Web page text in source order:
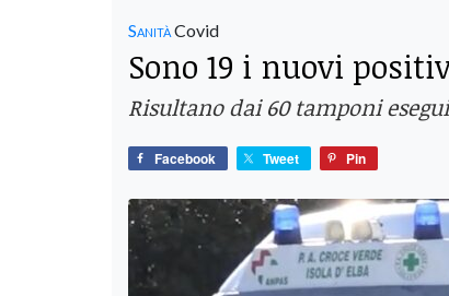
SanitàCovid
Sono 19 i nuovi
Risultano dai 60 tamponi
Facebook Tweet Pin